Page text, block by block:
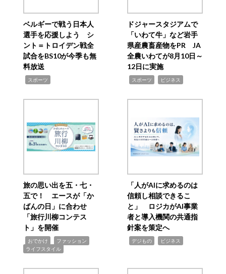
ベルギーで戦う日本人
選手を応援しよう シ
ント＝トロイデン戦全
試合をBS10が今季も無
料放送
スポーツ
ドジャースタジアムで
「いわて牛」など岩手
県産農畜産物をPR JA
全農いわてが8月10日～
12日に実施
スポーツ ビジネス
旅の思い出を五・七・
五で！ エースが「か
ばんの日」に合わせ
「旅行川柳コンテス
ト」を開催
おでかけ ファッション
ライフスタイル
「人がAIに求めるのは
信頼し相談できるこ
と」 ロジカがAI事業
者と導入機関の共通指
針案を策定へ
デジもの ビジネス